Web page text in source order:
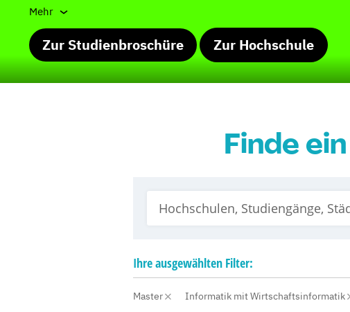
Mehr
Zur Studienbroschüre Zur Hochschule
Finde
Ihreausgewählten Filter:
Master Informatik mit Wirtschaftsinformatik